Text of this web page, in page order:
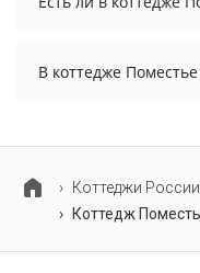
В коттедже
Коттеджи России
Коттедж